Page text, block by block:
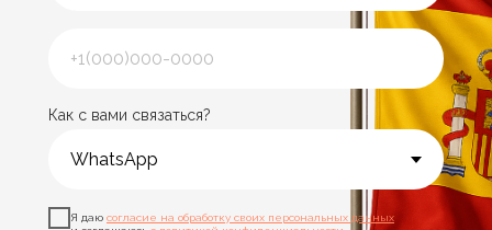
Как с вами связаться?
Я даю согласие на обработку своих персональных данных